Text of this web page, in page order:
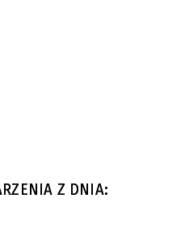
Z DNIA: